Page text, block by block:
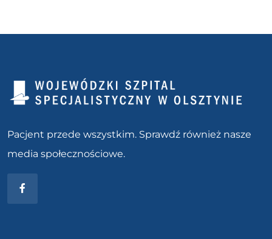
Pacjent przede wszystkim. Sprawdź również nasze
media społecznościowe.